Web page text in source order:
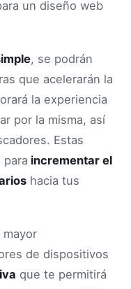
, se podrán
que acelerarán la
la experiencia
por la misma, así
Estas
para incrementar el
hacia tus
mayor
de dispositivos
que te permitirá